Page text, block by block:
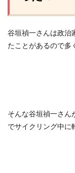
谷垣禎一さんは政治
たことがあるので多
そんな谷垣禎一さん
でサイクリング中に